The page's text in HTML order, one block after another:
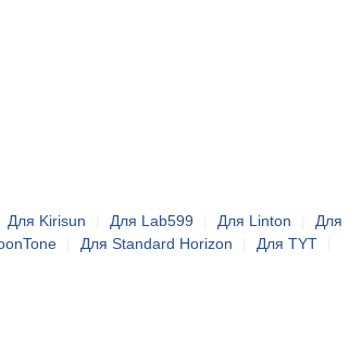
Для Kirisun Для Lab599 Для Linton
Для
Для Standard Horizon Для TYT